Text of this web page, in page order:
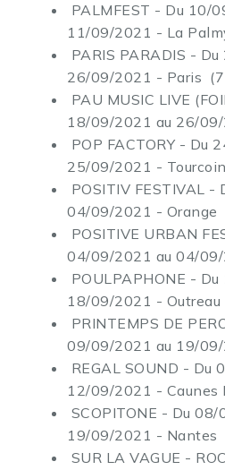
PALMFEST - Du 10/
11/09/2021 - La
PARIS PARADIS -
26/09/2021 - Paris
PAU MUSIC LIVE
18/09/2021 au 26/
POP FACTORY - Du
25/09/2021 -
POSITIV FESTIVAL
04/09/2021 - Orange
POSITIVE URBAN
04/09/2021 au 04/
POULPAPHONE -
18/09/2021 -
PRINTEMPS DE
09/09/2021 au 19/
REGAL SOUND - Du
12/09/2021 - Caunes
SCOPITONE - Du
19/09/2021 - Nantes
SUR LA VAGUE -